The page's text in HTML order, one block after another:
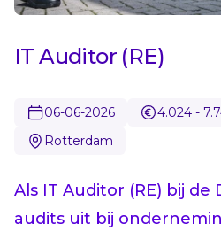
IT Auditor (RE)
06-06-2026 4.024 -
Rotterdam
Als IT Auditor (RE) bij de
audits uit bij